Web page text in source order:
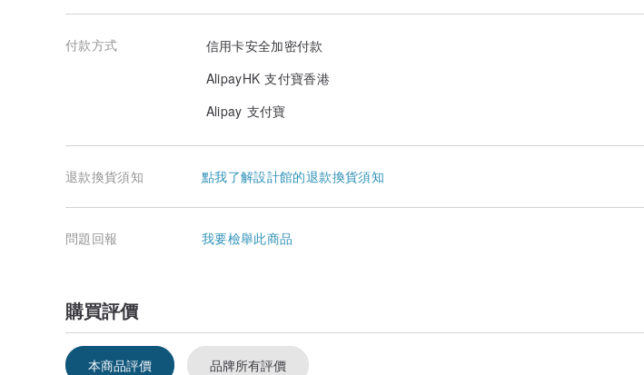
付款方式
信用卡安全加密付款
AlipayHK 支付寶香港
Alipay 支付寶
退款換貨須知 點我了解設計館的退款換貨須知
問題回報 我要檢舉此商品
購買評價
本商品評價 品牌所有評價